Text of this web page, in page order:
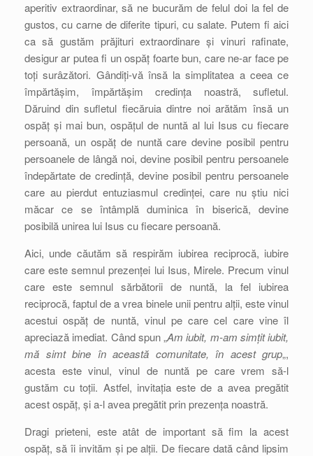
aperitiv extraordinar, să ne bucurăm de felul doi la fel de
gustos, cu carne de diferite tipuri, cu salate. Putem fi aici
ca să gustăm prăjituri extraordinare și vinuri rafinate,
desigur ar putea fi un ospăț foarte bun, care ne-ar face pe
toți surâzători. Gândiți-vă însă la simplitatea a ceea ce
împărtășim, împărtășim credința noastră, sufletul.
Dăruind din sufletul fiecăruia dintre noi arătăm însă un
ospăț și mai bun, ospățul de nuntă al lui Isus cu fiecare
persoană, un ospăț de nuntă care devine posibil pentru
persoanele de lângă noi, devine posibil pentru persoanele
îndepărtate de credință, devine posibil pentru persoanele
care au pierdut entuziasmul credinței, care nu știu nici
măcar ce se întâmplă duminica în biserică, devine
posibilă unirea lui Isus cu fiecare persoană.
Aici, unde căutăm să respirăm iubirea reciprocă, iubire
care este semnul prezenței lui Isus, Mirele. Precum vinul
care este semnul sărbătorii de nuntă, la fel iubirea
reciprocă, faptul de a vrea binele unii pentru alții, este vinul
acestui ospăț de nuntă, vinul pe care cel care vine îl
apreciază imediat. Când spun „Am iubit, m-am simțit iubit,
mă simt bine în această comunitate, în acest grup„,
acesta este vinul, vinul de nuntă pe care vrem să-l
gustăm cu toții. Astfel, invitația este de a avea pregătit
acest ospăț, și a-l avea pregătit prin prezența noastră.
Dragi prieteni, este atât de important să fim la acest
ospăț, să îi invităm și pe alții. De fiecare dată când lipsim